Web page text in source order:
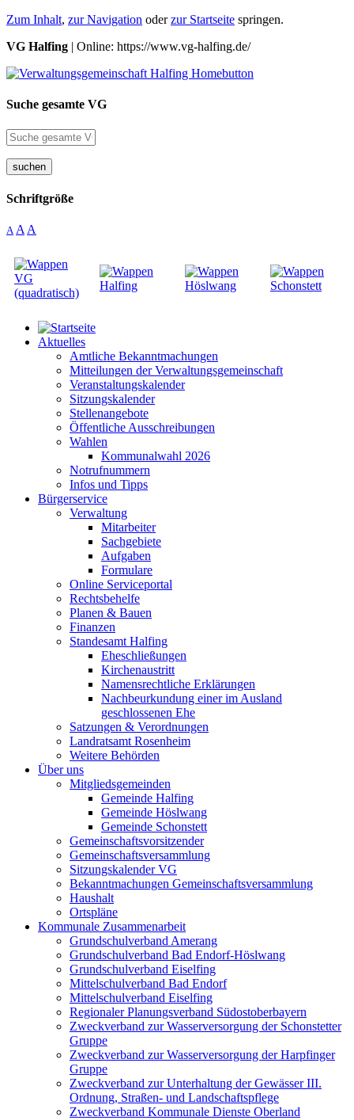
Zum Inhalt, zur Navigation oderzur Startseite springen.
VG Halfing | Online: https://www.vg-halfing.de/
Suche gesamte VG
suchen
Schriftgröße
A A A
Aktuelles
Amtliche Bekanntmachungen
Mitteilungen der Verwaltungsgemeinschaft
Veranstaltungskalender
Sitzungskalender
Stellenangebote
Öffentliche Ausschreibungen
Wahlen
Kommunalwahl 2026
Notrufnummern
Infos und Tipps
Bürgerservice
Verwaltung
Mitarbeiter
Sachgebiete
Aufgaben
Formulare
Online Serviceportal
Rechtsbehelfe
Planen & Bauen
Finanzen
Standesamt Halfing
Eheschließungen
Kirchenaustritt
Namensrechtliche Erklärungen
Nachbeurkundung einer im Ausland
geschlossenen Ehe
Satzungen & Verordnungen
Landratsamt Rosenheim
Weitere Behörden
Über uns
Mitgliedsgemeinden
Gemeinde Halfing
Gemeinde Höslwang
Gemeinde Schonstett
Gemeinschaftsvorsitzender
Gemeinschaftsversammlung
Sitzungskalender VG
Bekanntmachungen Gemeinschaftsversammlung
Haushalt
Ortspläne
Kommunale Zusammenarbeit
Grundschulverband Amerang
Grundschulverband Bad Endorf-Höslwang
Grundschulverband Eiselfing
Mittelschulverband Bad Endorf
Mittelschulverband Eiselfing
Regionaler Planungsverband Südostoberbayern
Zweckverband zur Wasserversorgung der Schonstetter
Gruppe
Zweckverband zur Wasserversorgung der Harpfinger
Gruppe
Zweckverband zur Unterhaltung der Gewässer III.
Ordnung, Straßen- und Landschaftspflege
Zweckverband Kommunale Dienste Oberland